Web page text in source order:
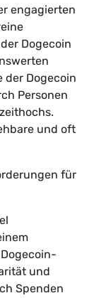
engagierten
Dogecoin
der Dogecoin
Personen
und oft
für
und
Spenden